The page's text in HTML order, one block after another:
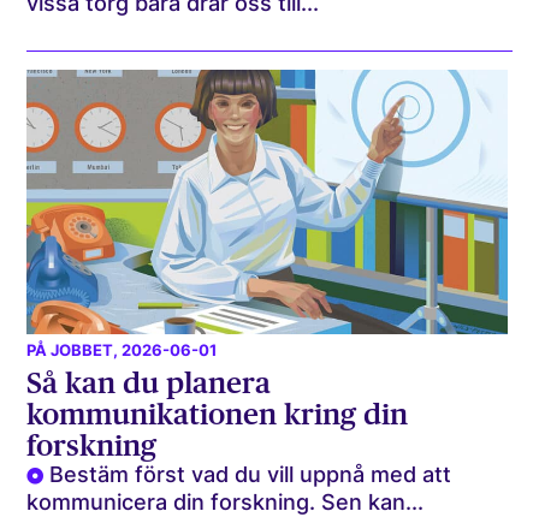
PÅ JOBBET, 2026-06-01
Så kan du planera
kommunikationen kring din
forskning
Bestäm först vad du vill uppnå med att
kommunicera din forskning. Sen kan...